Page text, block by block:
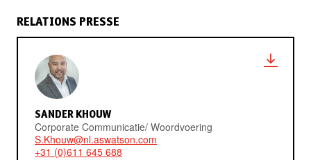
RELATIONS PRESSE
SANDER KHOUW
Corporate Communicatie/ Woordvoering
S.Khouw@nl.aswatson.com
+31 (0)611 645 688